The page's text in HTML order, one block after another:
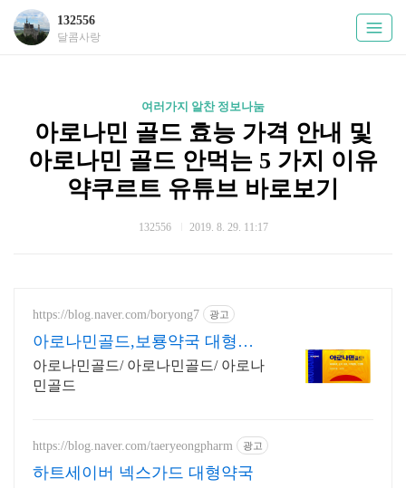
132556
달콤사랑
여러가지 알찬 정보나눔
아로나민 골드 효능 가격 안내 및
아로나민 골드 안먹는 5 가지 이유
약쿠르트 유튜브 바로보기
132556 2019. 8. 29. 11:17
https://blog.naver.com/boryong7 광고
아로나민골드,보룡약국 대형약
국/태릉입구,육사 근처
아로나민골드/ 아로나민골드/ 아로나
민골드
https://blog.naver.com/taeryeongpharm 광고
하트세이버 넥스가드 대형약국